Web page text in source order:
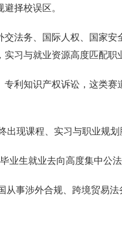
择校误区。
法务、国际人权、国家安
习与就业资源高度匹配职
利知识产权诉讼，这类赛
现课程、实习与职业规划
生就业去向高度集中公法
事涉外合规、跨境贸易